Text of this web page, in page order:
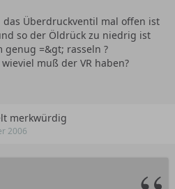
Überdruckventil mal offen ist
so der Öldrück zu niedrig ist
=&gt; rasseln ?
muß der VR haben?
merkwürdig
2006